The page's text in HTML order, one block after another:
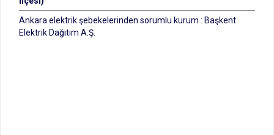
Ankara elektrik şebekelerinden sorumlu kurum : Başkent
Elektrik Dağıtım A.Ş.